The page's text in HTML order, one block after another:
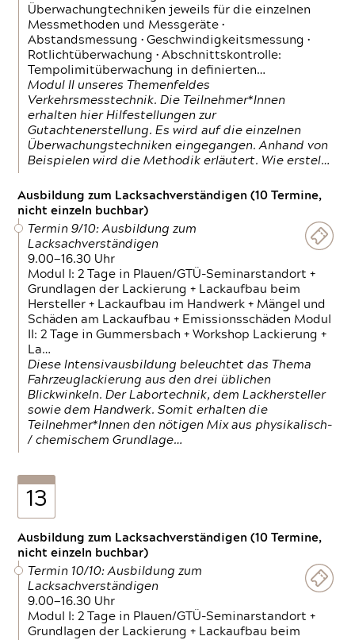
Überwachungtechniken jeweils für die einzelnen
Messmethoden und Messgeräte •
Abstandsmessung • Geschwindigkeitsmessung •
Rotlichtüberwachung • Abschnittskontrolle:
Tempolimitüberwachung in definierten…
Modul II unseres Themenfeldes
Verkehrsmesstechnik. Die Teilnehmer*Innen
erhalten hier Hilfestellungen zur
Gutachtenerstellung. Es wird auf die einzelnen
Überwachungstechniken eingegangen. Anhand von
Beispielen wird die Methodik erläutert. Wie erstel…
Ausbildung zum Lacksachverständigen (10 Termine,
nicht einzeln buchbar)
Termin 9/10: Ausbildung zum
Lacksachverständigen
9.00—16.30 Uhr
Modul I: 2 Tage in Plauen/GTÜ-Seminarstandort +
Grundlagen der Lackierung + Lackaufbau beim
Hersteller + Lackaufbau im Handwerk + Mängel und
Schäden am Lackaufbau + Emissionsschäden Modul
II: 2 Tage in Gummersbach + Workshop Lackierung +
La…
Diese Intensivausbildung beleuchtet das Thema
Fahrzeuglackierung aus den drei üblichen
Blickwinkeln. Der Labortechnik, dem Lackhersteller
sowie dem Handwerk. Somit erhalten die
Teilnehmer*Innen den nötigen Mix aus physikalisch-
/ chemischem Grundlage…
13
Ausbildung zum Lacksachverständigen (10 Termine,
nicht einzeln buchbar)
Termin 10/10: Ausbildung zum
Lacksachverständigen
9.00—16.30 Uhr
Modul I: 2 Tage in Plauen/GTÜ-Seminarstandort +
Grundlagen der Lackierung + Lackaufbau beim